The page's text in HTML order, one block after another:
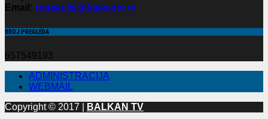
Email: redakcija@balkantv.rs
BROJ PREGLEDA
657549193
ADMINISTRACIJA
WEBMAIL
Copyright © 2017 |
BALKAN TV